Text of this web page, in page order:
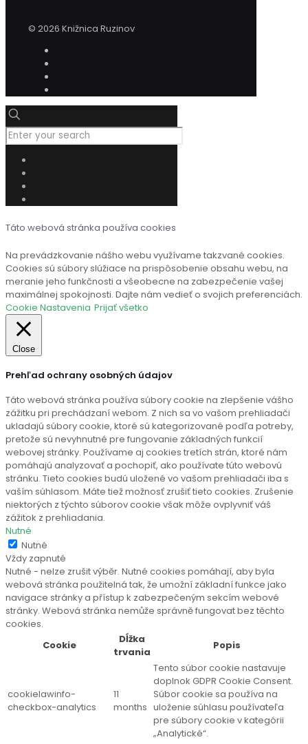
© 2026 Knižnica Ruzinov
Táto webová stránka používa cookies
Na prevádzkovanie nášho webu využívame takzvané cookies.
Cookies sú súbory slúžiace na prispôsobenie obsahu webu, na
meranie jeho funkčnosti a všeobecne na zabezpečenie vašej
maximálnej spokojnosti. Dajte nám vedieť o svojich preferenciách.
Cookie Nastavenia Prijať všetko
Close
Prehľad ochrany osobných údajov
Táto webová stránka používa súbory cookie na zlepšenie vášho
zážitku pri prechádzaní webom. Z nich sa vo vašom prehliadači
ukladajú súbory cookie, ktoré sú kategorizované podľa potreby,
pretože sú nevyhnutné pre fungovanie základných funkcií
webovej stránky. Používame aj cookies tretích strán, ktoré nám
pomáhajú analyzovať a pochopiť, ako používate túto webovú
stránku. Tieto cookies budú uložené vo vašom prehliadači iba s
vaším súhlasom. Máte tiež možnosť zrušiť tieto cookies. Zrušenie
niektorých z týchto súborov cookie však môže ovplyvniť váš
zážitok z prehliadania.
Nutné
Nutné
Vždy zapnuté
Nutné - nelze zrušit výběr. Nutné cookies pomáhají, aby byla
webová stránka použitelná tak, že umožní základní funkce jako
navigace stránky a přístup k zabezpečeným sekcím webové
stránky. Webová stránka nemůže správně fungovat bez těchto
cookies.
Cookie
Dĺžka
trvania
Popis
cookielawinfo-
checkbox-analytics
11
months
Tento súbor cookie nastavuje
doplnok GDPR Cookie Consent.
Súbor cookie sa používa na
uloženie súhlasu používateľa
pre súbory cookie v kategórii
„Analytické“.